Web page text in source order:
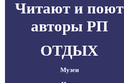
Читают и поют
авторы РП
ОТДЫХ
Музеи